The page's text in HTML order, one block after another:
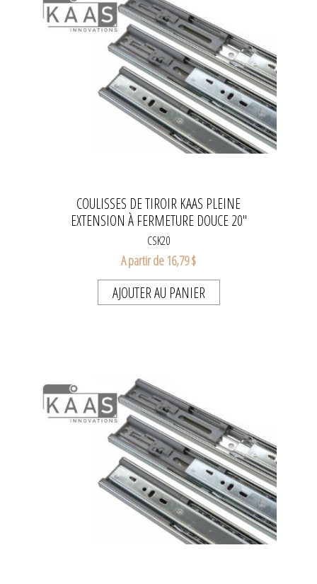
COULISSES DE TIROIR KAAS PLEINE
EXTENSION À FERMETURE DOUCE 20"
CSK20
A partir de 16,79 $
AJOUTER AU PANIER